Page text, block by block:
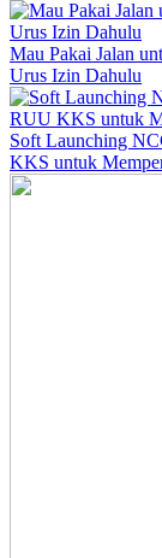
Mau Pakai Jalan
Urus Izin Dahulu
Soft Launching
KKS untuk